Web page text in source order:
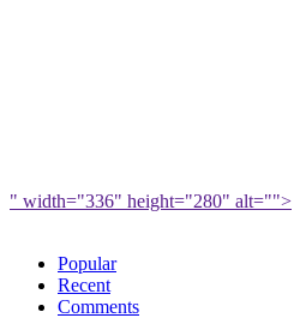
" width="336" height="280" alt="">
Popular
Recent
Comments